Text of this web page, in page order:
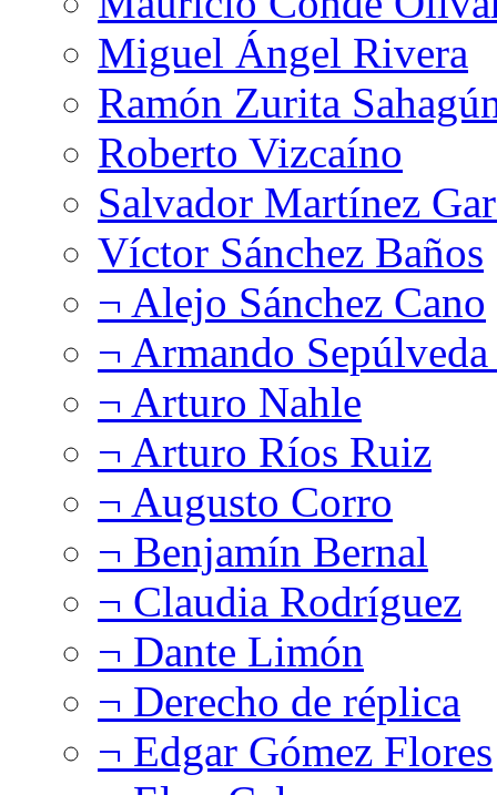
Miguel Ángel Rivera
Ramón Zurita
Roberto Vizcaíno
Salvador Martínez
Víctor Sánchez Baños
¬ Alejo Sánchez Cano
¬ Armando
¬ Arturo Nahle
¬ Arturo Ríos Ruiz
¬ Augusto Corro
¬ Benjamín Bernal
¬ Claudia Rodríguez
¬ Dante Limón
¬ Derecho de réplica
¬ Edgar Gómez Flores